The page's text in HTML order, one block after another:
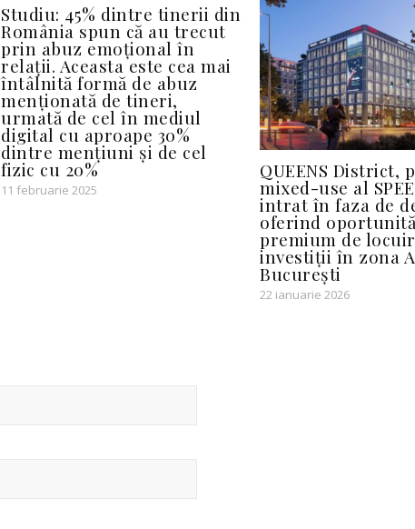
Studiu: 45% dintre tinerii din
România spun că au trecut
prin abuz emoțional în
relații. Aceasta este cea mai
întâlnită formă de abuz
menționată de tineri,
urmată de cel în mediul
digital cu aproape 30%
dintre mențiuni și de cel
fizic cu 20%
11 februarie 2025
QUEENS District,
mixed-use al
intrat în faza de
oferind
premium de
investiții în zona
București
22 ianuarie 2026